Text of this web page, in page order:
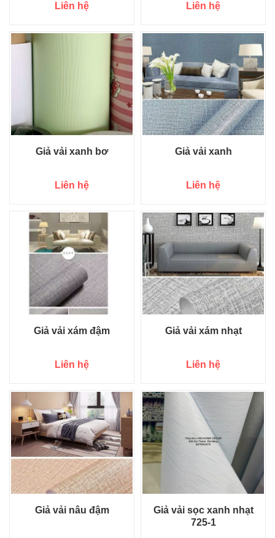
Liên hệ Liên hệ
Giả vải xanh bơ
Liên hệ
Giả vải xanh
Liên hệ
Giả vải xám đậm
Liên hệ
Giả vải xám nhạt
Liên hệ
Giả vải nâu đậm
Giả vải sọc xanh nhạt
725-1